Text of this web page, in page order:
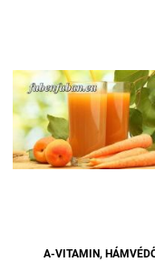
A-VITAMIN,